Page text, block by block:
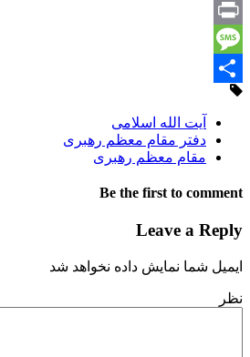
Email
Print
Message
Share
آیت الله اسلامی
دفتر مقام معظم رهبری
مقام معظم رهبری
Be the first to comment
Leave a Reply
ایمیل شما نمایش داده نخواهد شد
نظر